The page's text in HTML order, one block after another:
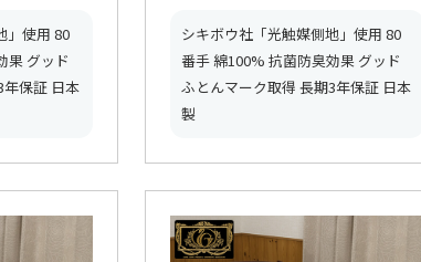
」使用 80
果 グッド
保証 日本
シキボウ社「光触媒側地」使用 80
番手 綿100% 抗菌防臭効果 グッド
ふとんマーク取得 長期3年保証 日本
製